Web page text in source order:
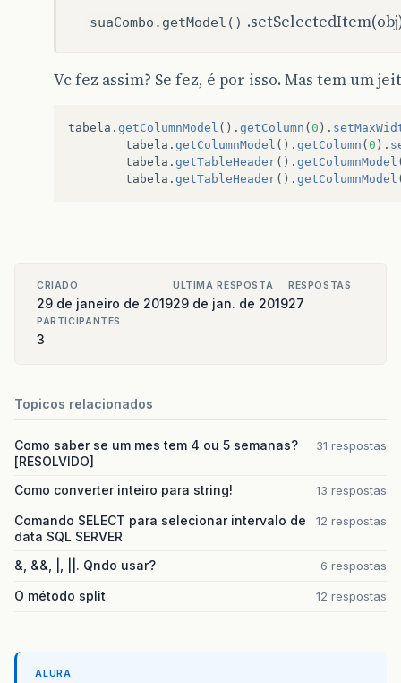
suaCombo.getModel()
Vc fez assim? Se fez, é por isso. Mas tem um
tabela . getColumnModel (). getColumn ( 0 ).
tabela . getColumnModel (). getColumn ( 0 ).
tabela . getTableHeader(). getColumnModel
tabela . getTableHeader(). getColumnModel
CRIADO
29 de janeiro de 2019
ULTIMA RESPOSTA
29 de jan. de 2019
RESPOSTAS
27
PARTICIPANTES
3
Topicos relacionados
Como saber se um mes tem 4 ou 5 semanas?
[RESOLVIDO]
31 respostas
Como converter inteiro para string! 13 respostas
Comando SELECT para selecionar intervalo de
data SQL SERVER
12 respostas
&, &&, |, ||. Qndo usar? 6 respostas
O método split 12 respostas
ALURA